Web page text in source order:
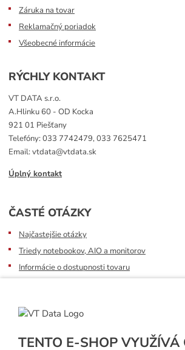
TENTO E-SHOP VYUŽÍVÁ
Záruka na tovar
Reklamačný poriadok
Všeobecné informácie
RÝCHLY KONTAKT
VT DATA s.r.o.
A.Hlinku 60 - OD Kocka
921 01 Piešťany
Telefóny: 033 7742479, 033 7625471
Email: vtdata@vtdata.sk
Úplný kontakt
ČASTÉ OTÁZKY
Najčastejšie otázky
Triedy notebookov, AIO a monitorov
Informácie o dostupnosti tovaru
Sledovanie zásielok